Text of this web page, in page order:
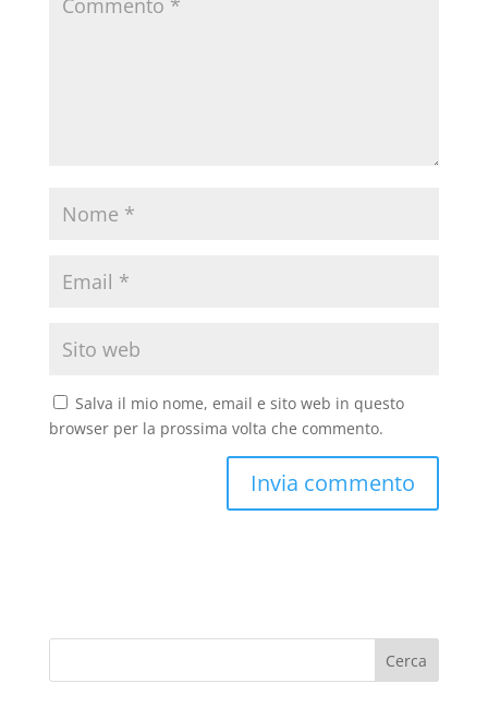
Salva il mio nome, email e sito web in questo
browser per la prossima volta che commento.
Cerca